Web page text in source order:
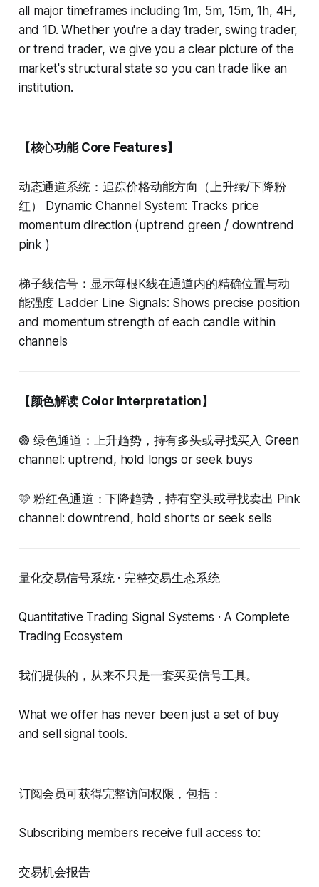
all major timeframes including 1m, 5m, 15m, 1h, 4H,
and 1D. Whether you're a day trader, swing trader,
or trend trader, we give you a clear picture of the
market's structural state so you can trade like an
institution.
【核心功能 Core Features】
动态通道系统：追踪价格动能方向（上升绿/下降粉
红） Dynamic Channel System: Tracks price
momentum direction (uptrend green / downtrend
pink )
梯子线信号：显示每根K线在通道内的精确位置与动
能强度 Ladder Line Signals: Shows precise position
and momentum strength of each candle within
channels
【颜色解读 Color Interpretation】
🟢 绿色通道：上升趋势，持有多头或寻找买入 Green
channel: uptrend, hold longs or seek buys
🩷 粉红色通道：下降趋势，持有空头或寻找卖出 Pink
channel: downtrend, hold shorts or seek sells
量化交易信号系统 · 完整交易生态系统
Quantitative Trading Signal Systems · A Complete
Trading Ecosystem
我们提供的，从来不只是一套买卖信号工具。
What we offer has never been just a set of buy
and sell signal tools.
订阅会员可获得完整访问权限，包括：
Subscribing members receive full access to:
交易机会报告